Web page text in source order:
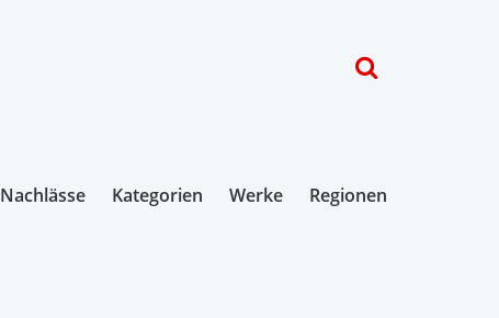
Nachlässe Kategorien Werke Regionen